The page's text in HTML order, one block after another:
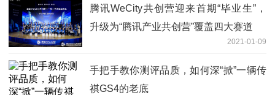
腾讯WeCity共创营迎来首期“毕业生”，
升级为“腾讯产业共创营”覆盖四大赛道
2021-01-09
手把手教你测评品质，如何深“掀”一辆传
祺GS4的老底